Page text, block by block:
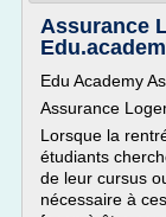
Assurance
Edu Academy
Assurance
Lorsque la
étudiants
de leur cursus
nécessaire à